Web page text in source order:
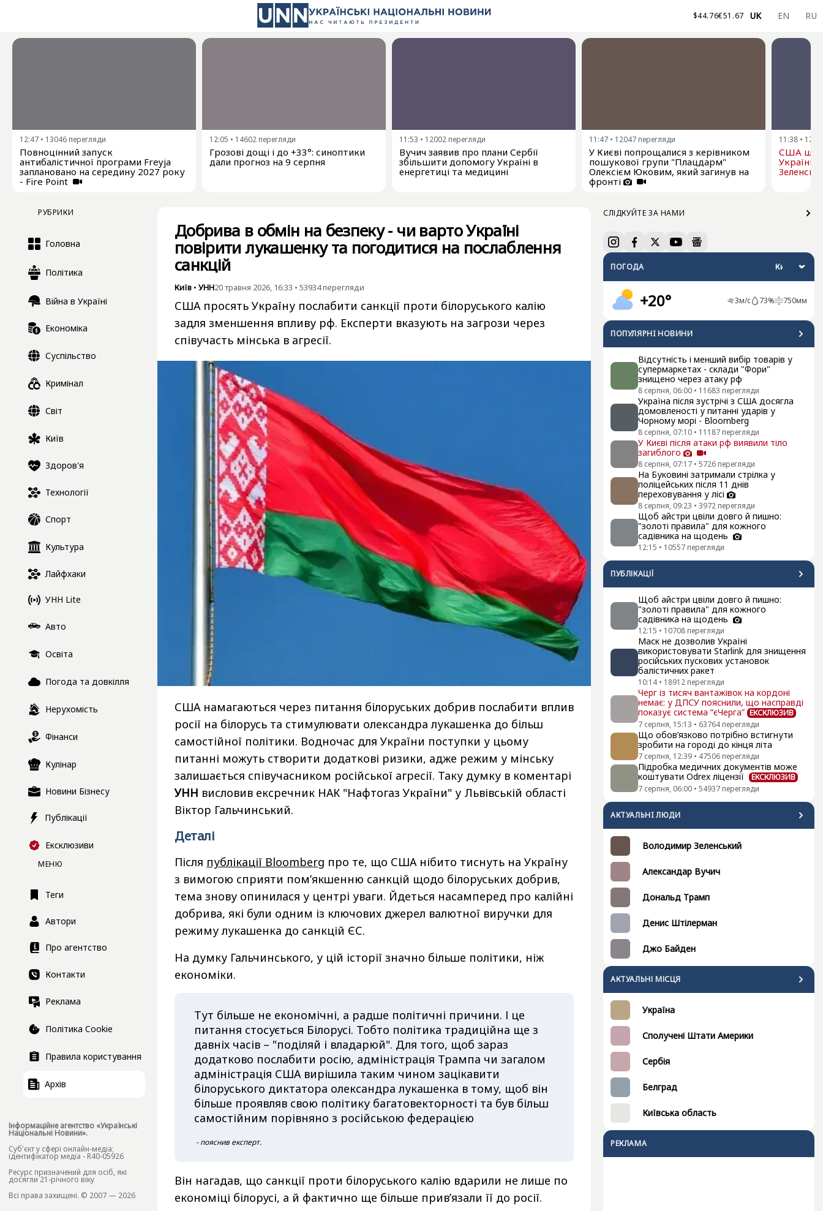
$44.76€51.67 UK EN RU
12:47 • 13046 перегляди
Повноцінний запуск
антибалістичної програми Freyja
заплановано на середину 2027 року
- Fire Point
12:05 • 14602 перегляди
Грозові дощі і до +33°: синоптики
дали прогноз на 9 серпня
11:53 • 12002 перегляди
Вучич заявив про плани Сербії
збільшити допомогу Україні в
енергетиці та медицині
11:47 • 12047 перегляди
У Києві попрощалися з керівником
пошукової групи "Плацдарм"
Олексієм Юковим, який загинув на
фронті
11:38 •
США
Україні
РУБРИКИ
Головна
Політика
Війна в Україні
Економіка
Суспільство
Кримінал
Світ
Київ
Здоров'я
Технології
Спорт
Культура
Лайфхаки
УНН Lite
Авто
Освіта
Погода та довкілля
Нерухомість
Фінанси
Кулінар
Новини Бізнесу
Публікації
Ексклюзиви
МЕНЮ
Теги
Автори
Про агентство
Контакти
Реклама
Політика Cookie
Правила користування
Архів
Інформаційне агентство «Українські
Національні Новини».
Cуб'єкт у сфері онлайн-медіа;
ідентифікатор медіа - R40-05926
Ресурс призначений для осіб, які
досягли 21-річного віку
Всі права захищені. © 2007 — 2026
СЛІДКУЙТЕ ЗА НАМИ
ПОГОДА
+20° 3м/с 73% 750мм
ПОПУЛЯРНI НОВИНИ
Відсутність і менший вибір товарів у
супермаркетах - склади "Фори"
знищено через атаку рф
8 серпня, 06:00 • 11683 перегляди
Україна після зустрічі з США досягла
домовленості у питанні ударів у
Чорному морі - Bloomberg
8 серпня, 07:10 • 11187 перегляди
У Києві після атаки рф виявили тіло
загиблого
8 серпня, 07:17 • 5726 перегляди
На Буковині затримали стрілка у
поліцейських після 11 днів
переховування у лісі
8 серпня, 09:23 • 3972 перегляди
Щоб айстри цвіли довго й пишно:
"золоті правила" для кожного
садівника на щодень
12:15 • 10557 перегляди
ПУБЛІКАЦІЇ
Щоб айстри цвіли довго й пишно:
"золоті правила" для кожного
садівника на щодень
12:15 • 10708 перегляди
Маск не дозволив Україні
використовувати Starlink для знищення
російських пускових установок
балістичних ракет
10:14 • 18912 перегляди
Черг із тисяч вантажівок на кордоні
немає: у ДПСУ пояснили, що насправді
показує система “єЧерга” ЕКСКЛЮЗИВ
7 серпня, 15:13 • 63764 перегляди
Що обов’язково потрібно встигнути
зробити на городі до кінця літа
7 серпня, 12:39 • 47506 перегляди
Підробка медичних документів може
коштувати Odrex ліцензії
ЕКСКЛЮЗИВ
7 серпня, 06:00 • 54937 перегляди
АКТУАЛЬНI ЛЮДИ
Володимир Зеленський
Александар Вучич
Дональд Трамп
Денис Штілерман
Джо Байден
АКТУАЛЬНІ МІСЦЯ
Україна
Сполучені Штати Америки
Сербія
Белград
Київська область
РЕКЛАМА
Добрива в обмін на безпеку - чи варто Україні
повірити лукашенку та погодитися на послаблення
санкцій
Київ • УНН20 травня 2026, 16:33 • 53934перегляди
США просять Україну послабити санкції проти білоруського калію
задля зменшення впливу рф. Експерти вказують на загрози через
співучасть мінська в агресії.
США намагаються через питання білоруських добрив послабити вплив
росії на білорусь та стимулювати олександра лукашенка до більш
самостійної політики. Водночас для України поступки у цьому
питанні можуть створити додаткові ризики, адже режим у мінську
залишається співучасником російської агресії. Таку думку в коментарі
УНН висловив ексречник НАК "Нафтогаз України" у Львівській області
Віктор Гальчинський.
Деталі
Після публікації Bloomberg про те, що США нібито тиснуть на Україну
з вимогою сприяти пом’якшенню санкцій щодо білоруських добрив,
тема знову опинилася у центрі уваги. Йдеться насамперед про калійні
добрива, які були одним із ключових джерел валютної виручки для
режиму лукашенка до санкцій ЄС.
На думку Гальчинського, у цій історії значно більше політики, ніж
економіки.
Тут більше не економічні, а радше політичні причини. І це
питання стосується Білорусі. Тобто політика традиційна ще з
давніх часів – "поділяй і владарюй". Для того, щоб зараз
додатково послабити росію, адміністрація Трампа чи загалом
адміністрація США вирішила таким чином зацікавити
білоруського диктатора олександра лукашенка в тому, щоб він
більше проявляв свою політику багатовекторності та був більш
самостійним порівняно з російською федерацією
- пояснив експерт.
Він нагадав, що санкції проти білоруського калію вдарили не лише по
економіці білорусі, а й фактично ще більше прив’язали її до росії.